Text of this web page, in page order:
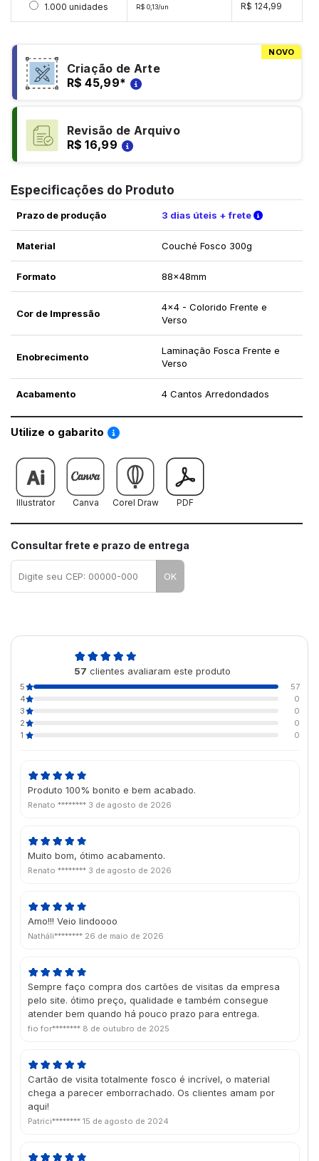
Selecionar 1000 unidades
1.000 unidades R$ 0,13/un R$ 124,99
NOVO
Criação de Arte
R$ 45,99*
Revisão de Arquivo
R$ 16,99
Especificações do Produto
Prazo de produção 3 dias úteis + frete Verifique
Material Couché Fosco 300g
Formato 88x48mm
Cor de Impressão
4x4 - Colorido Frente e
Verso
Enobrecimento
Laminação Fosca Frente e
Verso
Acabamento 4 Cantos Arredondados
Utilize o gabarito Saiba como utilizar os nossos gabaritos
Illustrator Canva Corel Draw PDF
Consultar frete e prazo de entrega
OK
57 clientes avaliaram este produto
5
57
4
0
3
0
2
0
1
0
Produto 100% bonito e bem acabado.
Renato ******** 3 de agosto de 2026
Muito bom, ótimo acabamento.
Renato ******** 3 de agosto de 2026
Amo!!! Veio lindoooo
Natháli******** 26 de maio de 2026
Sempre faço compra dos cartões de visitas da empresa
pelo site. ótimo preço, qualidade e também consegue
atender bem quando há pouco prazo para entrega.
fio for******** 8 de outubro de 2025
Cartão de visita totalmente fosco é incrível, o material
chega a parecer emborrachado. Os clientes amam por
aqui!
Patrici******** 15 de agosto de 2024